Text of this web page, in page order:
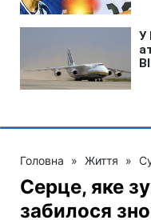
Головна » Життя »
Серце, яке
забилося